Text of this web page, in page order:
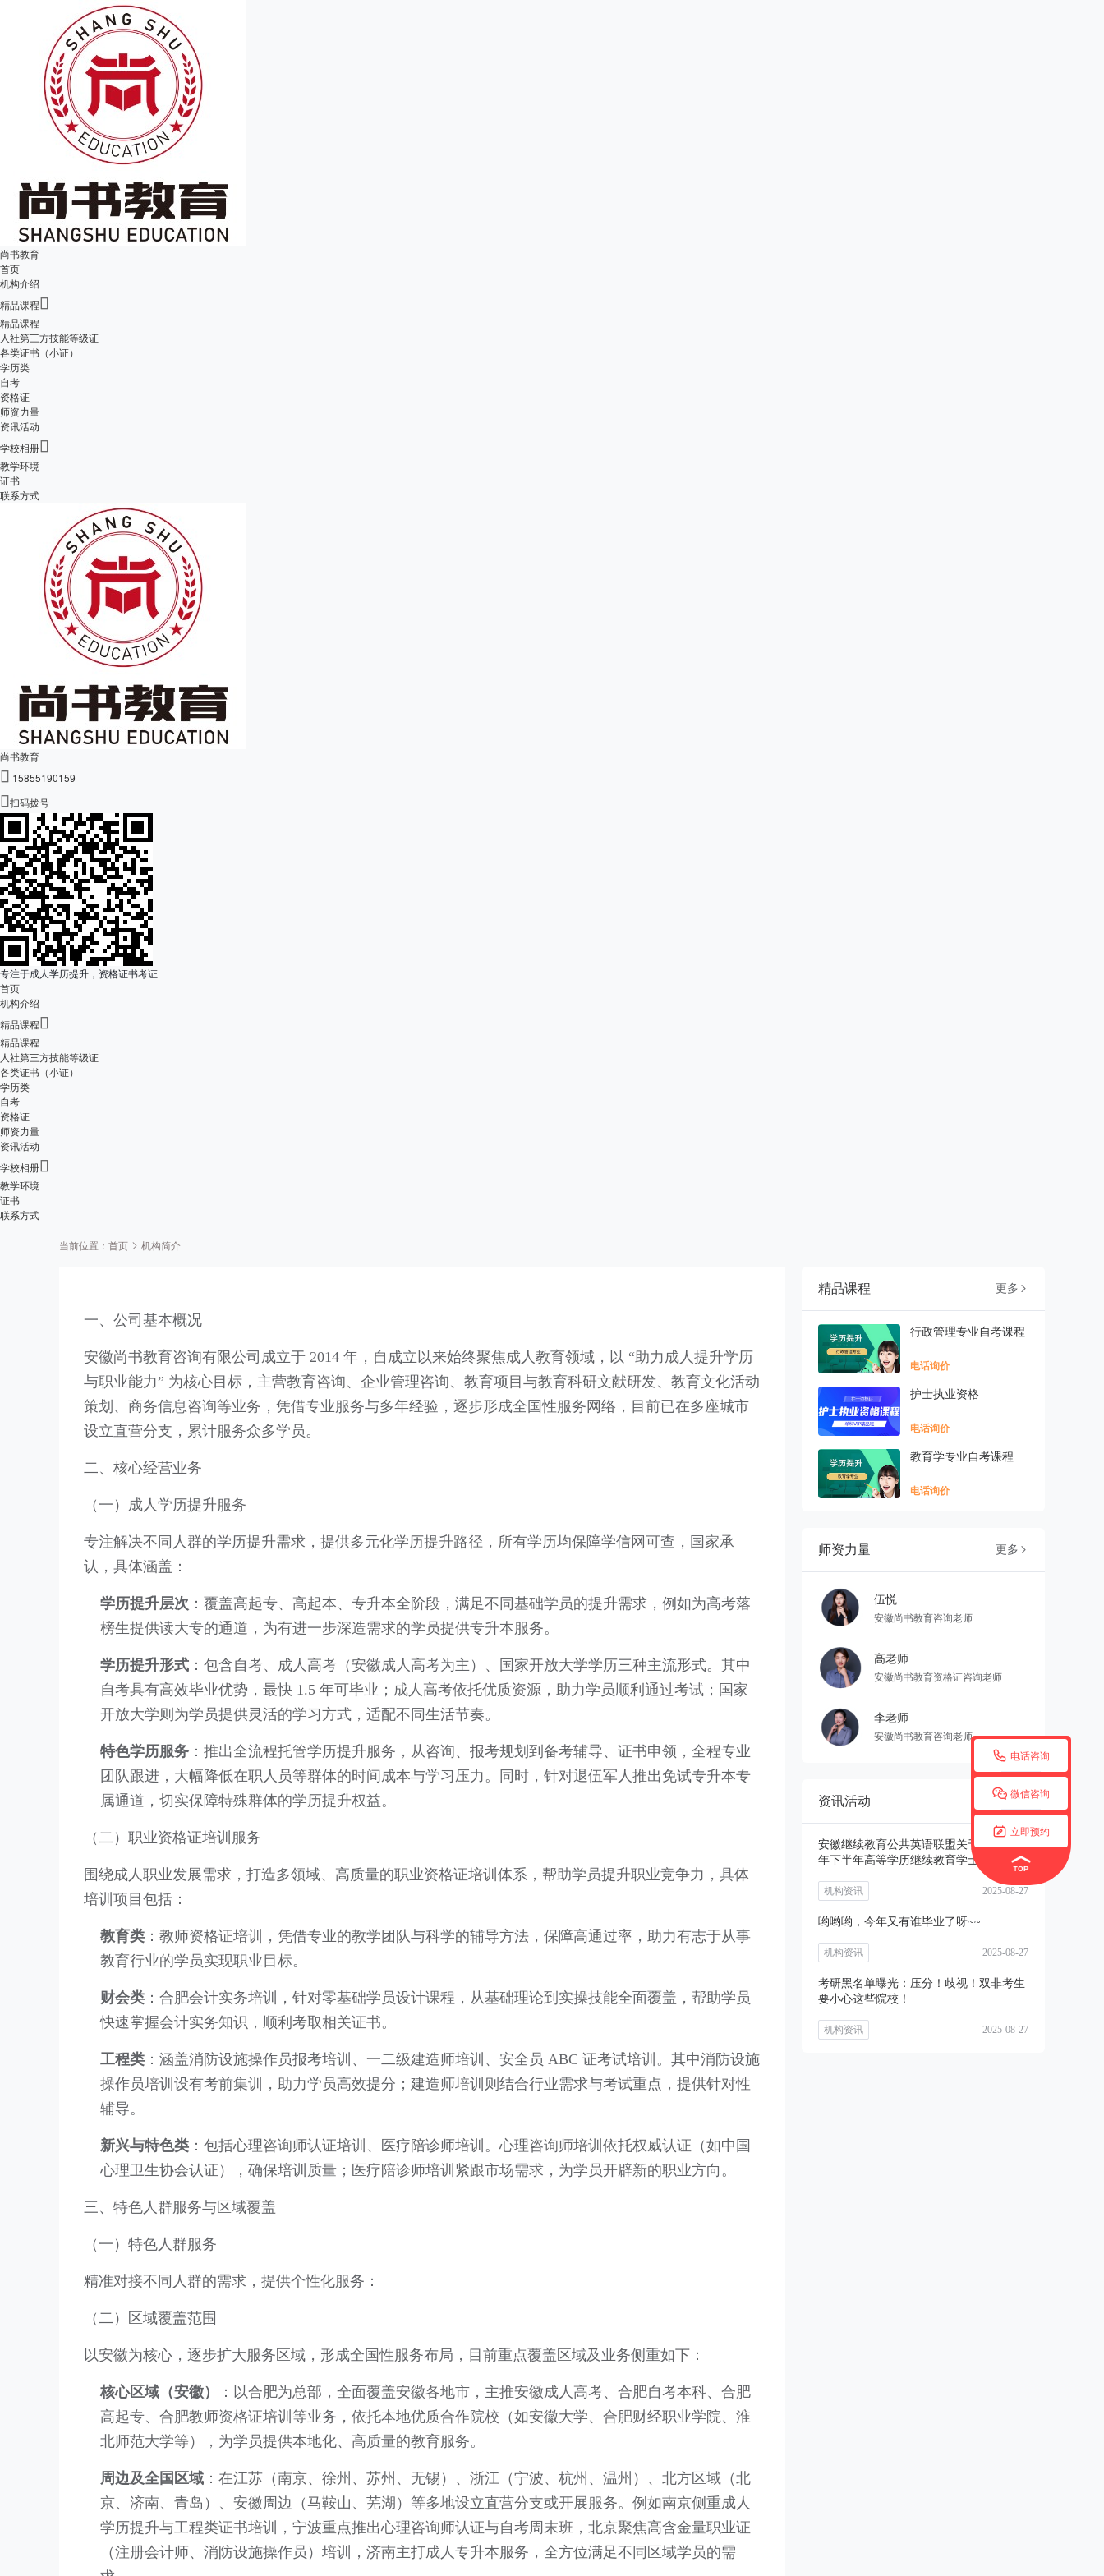
尚书教育
首页
机构介绍
精品课程
精品课程
人社第三方技能等级证
各类证书（小证）
学历类
自考
资格证
师资力量
资讯活动
学校相册
教学环境
证书
联系方式
尚书教育
 15855190159
扫码拨号
专注于成人学历提升，资格证书考证
首页
机构介绍
精品课程
精品课程
人社第三方技能等级证
各类证书（小证）
学历类
自考
资格证
师资力量
资讯活动
学校相册
教学环境
证书
联系方式
当前位置： 首页 机构简介
一、公司基本概况
安徽尚书教育咨询有限公司成立于 2014 年，自成立以来始终聚焦成人教育领域，以 “助力成人提升学历
与职业能力” 为核心目标，主营教育咨询、企业管理咨询、教育项目与教育科研文献研发、教育文化活动
策划、商务信息咨询等业务，凭借专业服务与多年经验，逐步形成全国性服务网络，目前已在多座城市
设立直营分支，累计服务众多学员。
二、核心经营业务
（一）成人学历提升服务
专注解决不同人群的学历提升需求，提供多元化学历提升路径，所有学历均保障学信网可查，国家承
认，具体涵盖：
学历提升层次 ：覆盖高起专、高起本、专升本全阶段，满足不同基础学员的提升需求，例如为高考落
榜生提供读大专的通道，为有进一步深造需求的学员提供专升本服务。
学历提升形式 ：包含自考、成人高考（安徽成人高考为主）、国家开放大学学历三种主流形式。其中
自考具有高效毕业优势，最快 1.5 年可毕业；成人高考依托优质资源，助力学员顺利通过考试；国家
开放大学则为学员提供灵活的学习方式，适配不同生活节奏。
特色学历服务 ：推出全流程托管学历提升服务，从咨询、报考规划到备考辅导、证书申领，全程专业
团队跟进，大幅降低在职人员等群体的时间成本与学习压力。同时，针对退伍军人推出免试专升本专
属通道，切实保障特殊群体的学历提升权益。
（二）职业资格证培训服务
围绕成人职业发展需求，打造多领域、高质量的职业资格证培训体系，帮助学员提升职业竞争力，具体
培训项目包括：
教育类 ：教师资格证培训，凭借专业的教学团队与科学的辅导方法，保障高通过率，助力有志于从事
教育行业的学员实现职业目标。
财会类 ：合肥会计实务培训，针对零基础学员设计课程，从基础理论到实操技能全面覆盖，帮助学员
快速掌握会计实务知识，顺利考取相关证书。
工程类 ：涵盖消防设施操作员报考培训、一二级建造师培训、安全员 ABC 证考试培训。其中消防设施
操作员培训设有考前集训，助力学员高效提分；建造师培训则结合行业需求与考试重点，提供针对性
辅导。
新兴与特色类 ：包括心理咨询师认证培训、医疗陪诊师培训。心理咨询师培训依托权威认证（如中国
心理卫生协会认证），确保培训质量；医疗陪诊师培训紧跟市场需求，为学员开辟新的职业方向。
三、特色人群服务与区域覆盖
（一）特色人群服务
精准对接不同人群的需求，提供个性化服务：
（二）区域覆盖范围
以安徽为核心，逐步扩大服务区域，形成全国性服务布局，目前重点覆盖区域及业务侧重如下：
核心区域（安徽）
：以合肥为总部，全面覆盖安徽各地市，主推安徽成人高考、合肥自考本科、合肥
高起专、合肥教师资格证培训等业务，依托本地优质合作院校（如安徽大学、合肥财经职业学院、淮
北师范大学等），为学员提供本地化、高质量的教育服务。
周边及全国区域 ：在江苏（南京、徐州、苏州、无锡）、浙江（宁波、杭州、温州）、北方区域（北
京、济南、青岛）、安徽周边（马鞍山、芜湖）等多地设立直营分支或开展服务。例如南京侧重成人
学历提升与工程类证书培训，宁波重点推出心理咨询师认证与自考周末班，北京聚焦高含金量职业证
（注册会计师、消防设施操作员）培训，济南主打成人专升本服务，全方位满足不同区域学员的需
精品课程 更多 
行政管理专业自考课程
电话询价
护士执业资格
电话询价
教育学专业自考课程
电话询价
师资力量 更多 
伍悦
安徽尚书教育咨询老师
高老师
安徽尚书教育资格证咨询老师
李老师
安徽尚书教育咨询老师
资讯活动 更多
安徽继续教育公共英语联盟关于开展2025
年下半年高等学历继续教育学士学位外语
机构资讯 2025-08-27
哟哟哟，今年又有谁毕业了呀~~
机构资讯 2025-08-27
考研黑名单曝光：压分！歧视！双非考生
要小心这些院校！
机构资讯 2025-08-27
 电话咨询
 微信咨询
 立即预约